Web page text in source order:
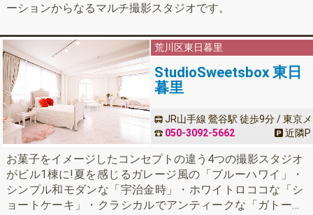
ーションからなるマルチ撮影スタジオです。
荒川区東日暮里
StudioSweetsbox 東日
暮里
JR山手線 鶯谷駅 徒歩9分 / 東京メ
トロ日比谷線 入谷駅 徒歩9分近隣P
050-3092-5662
お菓子をイメージしたコンセプトの違う4つの撮影スタジオ
がビル1棟に!夏を感じるガレージ風の「ブルーハワイ」・
シンプル和モダンな「宇治金時」・ホワイトロココな「シ
ョートケーキ」・クラシカルでアンティークな「ガトーシ